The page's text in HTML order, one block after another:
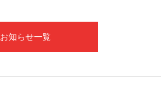
お知らせ一覧